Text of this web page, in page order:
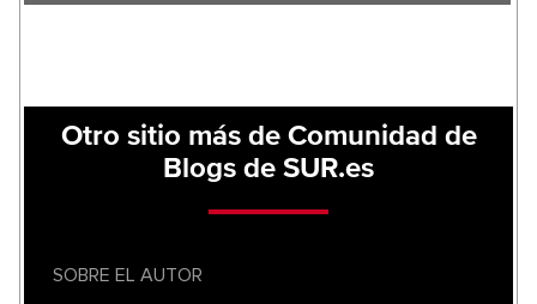
Otro sitio más de Comunidad de
Blogs de SUR.es
SOBRE EL AUTOR